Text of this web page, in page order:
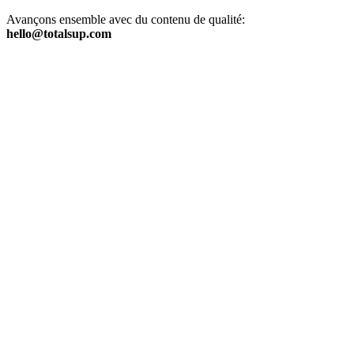
Avançons ensemble avec du contenu de qualité:
hello@totalsup.com